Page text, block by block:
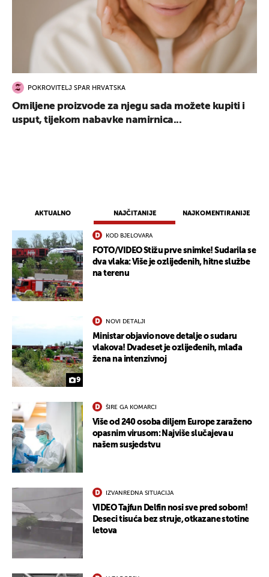
AKTUALNO NAJČITANIJE NAJKOMENTIRANIJE
KOD BJELOVARA
FOTO/VIDEO Stižu prve snimke! Sudarila se
dva vlaka: Više je ozlijeđenih, hitne službe
na terenu
9
NOVI DETALJI
Ministar objavio nove detalje o sudaru
vlakova! Dvadeset je ozlijeđenih, mlađa
žena na intenzivnoj
ŠIRE GA KOMARCI
Više od 240 osoba diljem Europe zaraženo
opasnim virusom: Najviše slučajeva u
našem susjedstvu
IZVANREDNA SITUACIJA
VIDEO Tajfun Delfin nosi sve pred sobom!
Deseci tisuća bez struje, otkazane stotine
letova
POKROVITELJ SPAR HRVATSKA
Omiljene proizvode za njegu sada možete kupiti i
usput, tijekom nabavke namirnica...